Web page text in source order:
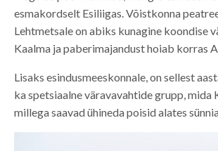
esmakordselt Esiliigas. Võistkonna
Lehtmetsale on abiks kunagine koondise
Kaalma ja paberimajandust hoiab korras
Lisaks esindusmeeskonnale, on sellest
ka spetsiaalne väravavahtide grupp, mida
millega saavad ühineda poisid alates